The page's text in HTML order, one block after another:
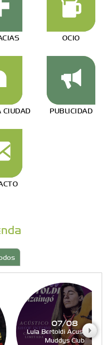
OCIO
CIUDAD PUBLICIDAD
07/08
Lula Bertoldi Acustico en
Muddys Club